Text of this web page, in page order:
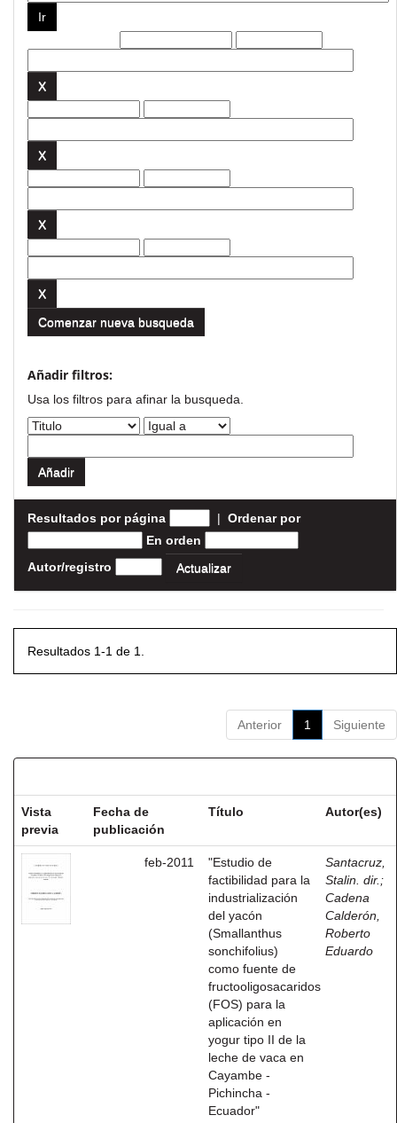
Comenzar nueva busqueda
Añadir filtros:
Usa los filtros para afinar la busqueda.
Resultados por página | Ordenar por
En orden
Autor/registro
Resultados 1-1 de 1.
Anterior 1 Siguiente
Vista
previa
Fecha de
publicación
Título Autor(es)
feb-2011
"Estudio de
factibilidad para la
industrialización
del yacón
(Smallanthus
sonchifolius)
como fuente de
fructooligosacaridos
(FOS) para la
aplicación en
yogur tipo II de la
leche de vaca en
Cayambe -
Pichincha -
Ecuador"
Santacruz,
Stalin. dir. ;
Cadena
Calderón,
Roberto
Eduardo